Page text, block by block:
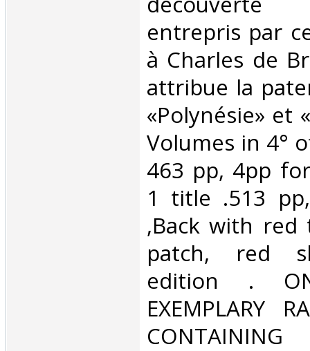
entrepris par
à Charles de
attribue la
«Polynésie» et
Volumes in 4°
463 pp, 4pp
1 title .513
,Back with
patch, red
edition .
EXEMPLARY